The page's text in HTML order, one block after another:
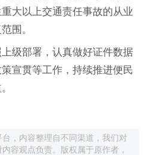
大以上交通责任事故的从业
围。
级部署，认真做好证件数据
宣贯等工作，持续推进便民
，内容整理自不同渠道，我们对
容观点负责。版权属于原作者，